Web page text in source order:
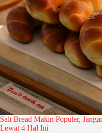
Salt Bread Makin Populer,
Lewat 4 Hal Ini